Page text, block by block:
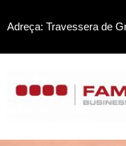
al
contenido
Adreça: Travessera de